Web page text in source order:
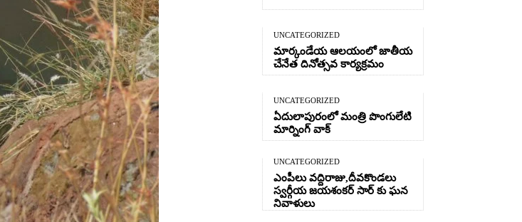
UNCATEGORIZED
మార్కండేయ ఆలయంలో జాతీయ
చేనేత దినోత్సవ కార్యక్రమం
UNCATEGORIZED
ఏదులాపురంలో మంత్రి పొంగులేటి
మార్నింగ్ వాక్
UNCATEGORIZED
ఎంపీలు వద్దిరాజు,దీవకొండలు
స్వర్గీయ జయశంకర్ సార్ కు ఘన
నివాళులు